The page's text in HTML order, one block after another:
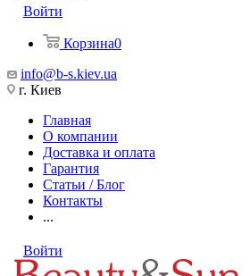
Войти
Корзина0
info@b-s.kiev.ua
г. Киев
Главная
О компании
Доставка и оплата
Гарантия
Статьи / Блог
Контакты
...
Войти